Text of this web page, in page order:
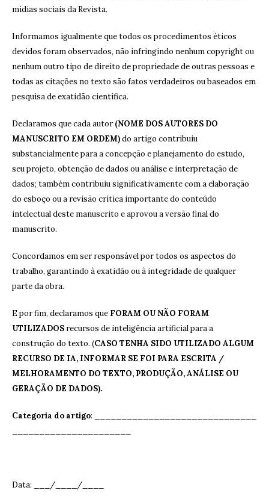
mídias sociais da Revista.
Informamos igualmente que todos os procedimentos éticos
devidos foram observados, não infringindo nenhum copyright ou
nenhum outro tipo de direito de propriedade de outras pessoas e
todas as citações no texto são fatos verdadeiros ou baseados em
pesquisa de exatidão científica.
Declaramos que cada autor(NOME DOS AUTORES DO
MANUSCRITO EM ORDEM)do artigo contribuiu
substancialmente para a concepção e planejamento do estudo,
seu projeto, obtenção de dados ou análise e interpretação de
dados; também contribuiu significativamente com a elaboração
do esboço ou a revisão crítica importante do conteúdo
intelectual deste manuscrito e aprovou a versão final do
manuscrito.
Concordamos em ser responsável por todos os aspectos do
trabalho, garantindo à exatidão ou à integridade de qualquer
parte da obra.
E por fim, declaramos que FORAM OU NÃO FORAM
UTILIZADOS recursos de inteligência artificial para a
construção do texto. (CASO TENHA SIDO UTILIZADO ALGUM
RECURSO DE IA, INFORMAR SE FOI PARA ESCRITA /
MELHORAMENTO DO TEXTO, PRODUÇÃO, ANÁLISE OU
GERAÇÃO DE DADOS).
Categoria do artigo: ______________________________
Data: ___/____/____